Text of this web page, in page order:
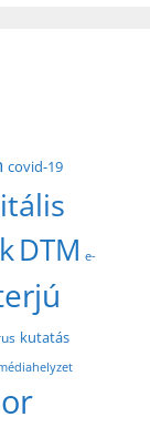
covid-19
DTM e-
kutatás